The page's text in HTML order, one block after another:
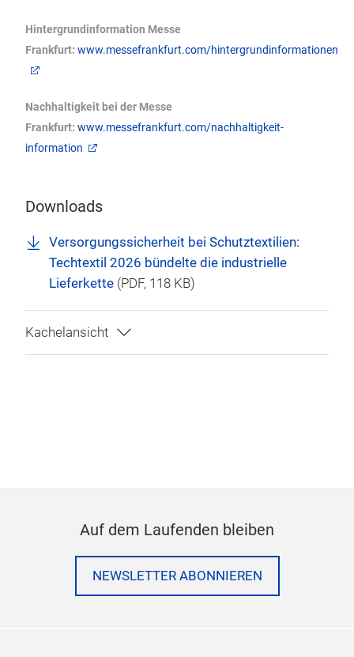
Hintergrundinformation Messe
Frankfurt: www.messefrankfurt.com/hintergrundinformationen
Nachhaltigkeit bei der Messe
Frankfurt: www.messefrankfurt.com/nachhaltigkeit-
information
Downloads
Versorgungssicherheit bei Schutztextilien:
Techtextil 2026 bündelte die industrielle
Lieferkette (PDF, 118 KB)
Auf dem Laufenden bleiben
NEWSLETTER ABONNIEREN